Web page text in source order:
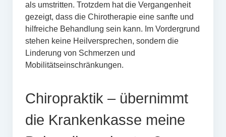
als umstritten. Trotzdem hat die Vergangenheit
gezeigt, dass die Chirotherapie eine sanfte und
hilfreiche Behandlung sein kann. Im Vordergrund
stehen keine Heilversprechen, sondern die
Linderung von Schmerzen und
Mobilitätseinschränkungen.
Chiropraktik – übernimmt
die Krankenkasse meine